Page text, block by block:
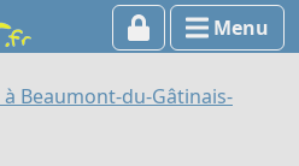
Menu
Beaumont-du-Gâtinais-